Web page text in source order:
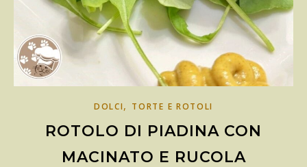
DOLCI, TORTE E ROTOLI
ROTOLO DI PIADINA CON
MACINATO E RUCOLA